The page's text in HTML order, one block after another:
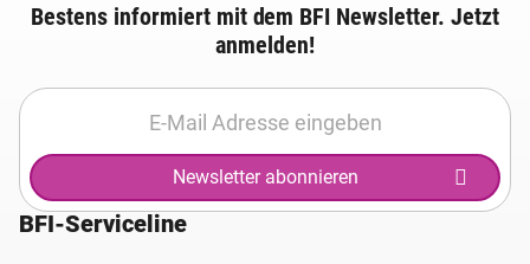
Bestens informiert mit dem BFI Newsletter. Jetzt
anmelden!
Newsletter abonnieren
BFI-Serviceline